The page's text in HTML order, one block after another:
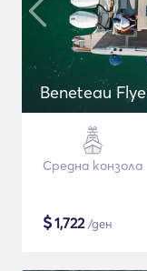
Beneteau
Средна конзола
$1,722/ден